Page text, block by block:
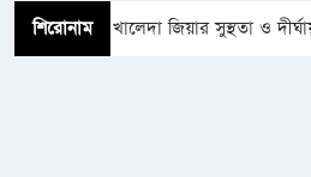
শিরোনামখালেদা জিয়ার সুস্থতা ও দীর্ঘায়ু